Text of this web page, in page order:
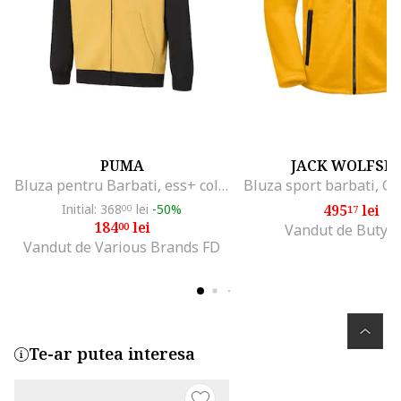
PUMA
Bluza pentru Barbati, ess+ colorblock full-zip hoodie tr, 676818-51, Negru, Negru
Initial: 36800 lei -50%
18400lei
Vandut de Various Brands FD
JACK
49517lei
Vandut de
Te-ar putea interesa